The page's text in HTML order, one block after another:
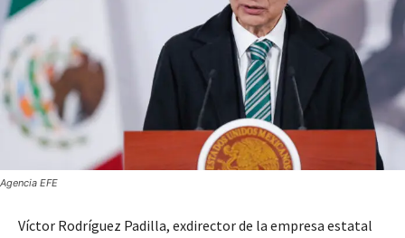
Agencia EFE
Víctor Rodríguez Padilla, exdirector de la empresa estatal